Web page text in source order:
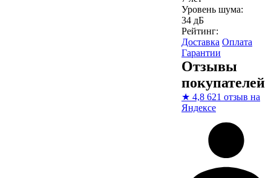
Уровень шума:
34 дБ
Рейтинг:
Доставка Оплата
Гарантии
Отзывы
покупателей
★ 4,8 621 отзыв на
Яндексе